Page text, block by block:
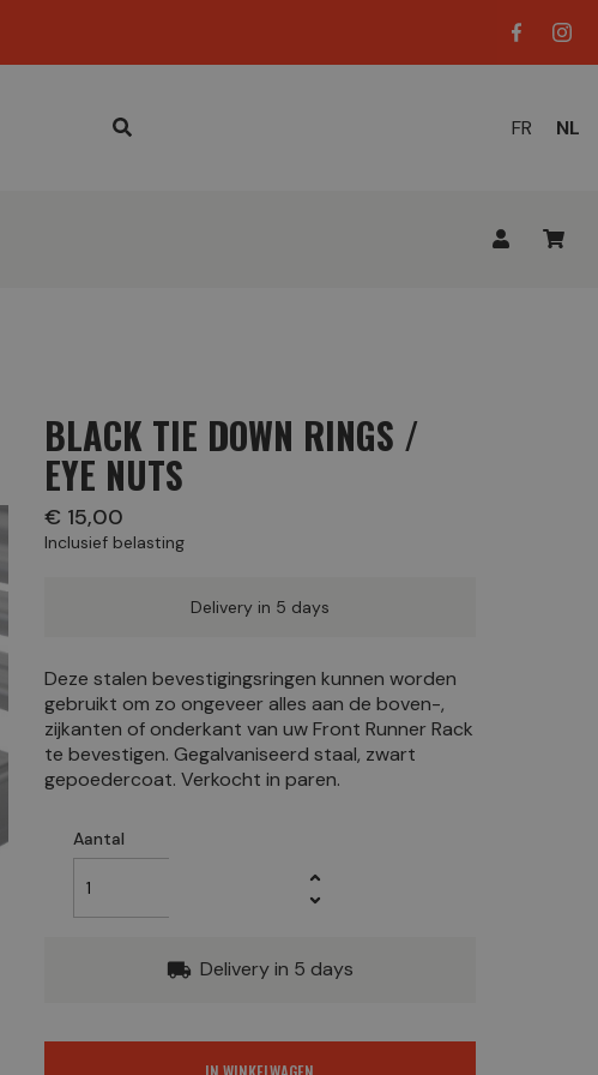
FR NL
BLACK TIE DOWN RINGS /
EYE NUTS
€ 15,00
Inclusief belasting
Delivery in 5 days
Deze stalen bevestigingsringen kunnen worden
gebruikt om zo ongeveer alles aan de boven-,
zijkanten of onderkant van uw Front Runner Rack
te bevestigen. Gegalvaniseerd staal, zwart
gepoedercoat. Verkocht in paren.
Aantal
local_shipping Delivery in 5 days